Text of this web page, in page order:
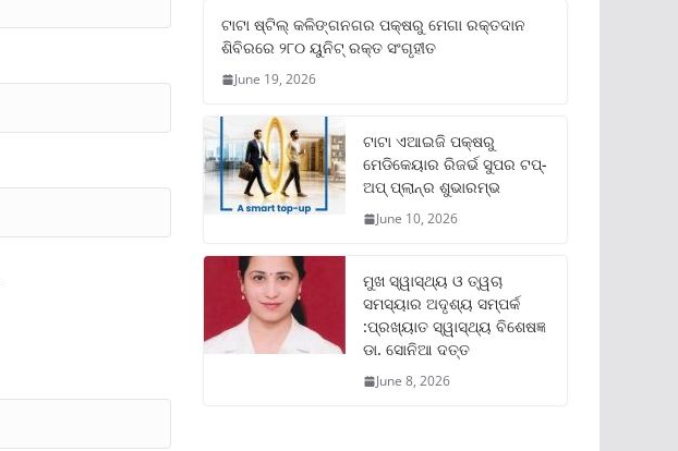
ଟାଟା ଷ୍ଟିଲ୍‌ କଳିଙ୍ଗନଗର ପକ୍ଷରୁ ମେଗା ରକ୍ତଦାନ
ଶିବିରରେ ୨୮୦ ୟୁନିଟ୍‌ ରକ୍ତ ସଂଗୃହୀତ
June 19, 2026
ଟାଟା ଏଆଇଜି ପକ୍ଷରୁ
ମେଡିକେୟାର ରିଜର୍ଭ ସୁପର ଟପ୍‌-
ଅପ୍ ପ୍ଲାନ୍‌ର ଶୁଭାରମ୍ଭ
June 10, 2026
ମୁଖ ସ୍ୱାସ୍ଥ୍ୟ ଓ ତ୍ୱଚା
ସମସ୍ୟାର ଅଦୃଶ୍ୟ ସମ୍ପର୍କ
:ପ୍ରଖ୍ୟାତ ସ୍ୱାସ୍ଥ୍ୟ ବିଶେଷଜ୍ଞ
ଡା. ସୋନିଆ ଦତ୍ତ
June 8, 2026